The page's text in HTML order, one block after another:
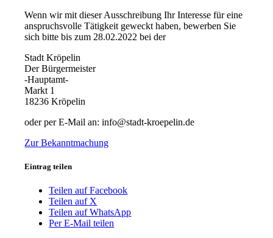
Wenn wir mit dieser Ausschreibung Ihr Interesse für eine
anspruchsvolle Tätigkeit geweckt haben, bewerben Sie
sich bitte bis zum 28.02.2022 bei der
Stadt Kröpelin
Der Bürgermeister
-Hauptamt-
Markt 1
18236 Kröpelin
oder per E-Mail an: info@stadt-kroepelin.de
Zur Bekanntmachung
Eintrag teilen
Teilen auf Facebook
Teilen auf X
Teilen auf WhatsApp
Per E-Mail teilen